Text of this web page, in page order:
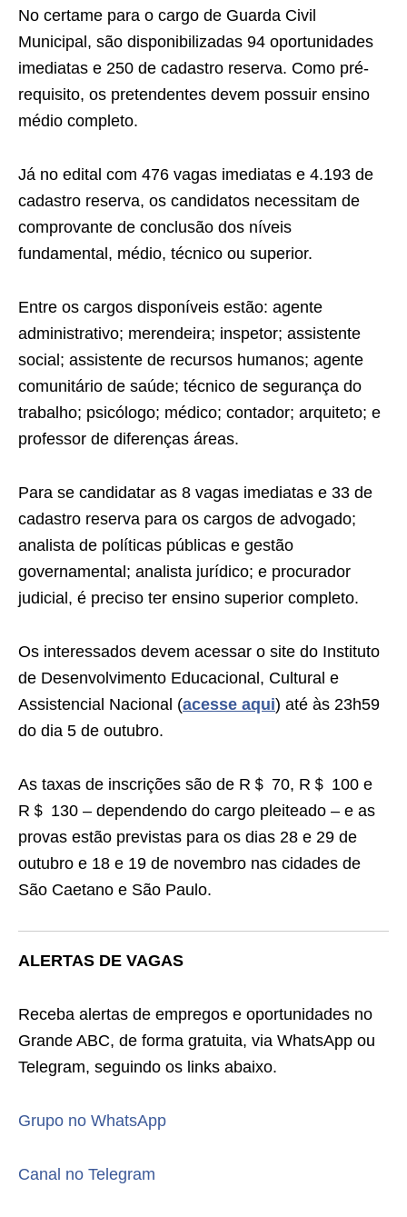
No certame para o cargo de Guarda Civil
Municipal, são disponibilizadas 94 oportunidades
imediatas e 250 de cadastro reserva. Como pré-
requisito, os pretendentes devem possuir ensino
médio completo.
Já no edital com 476 vagas imediatas e 4.193 de
cadastro reserva, os candidatos necessitam de
comprovante de conclusão dos níveis
fundamental, médio, técnico ou superior.
Entre os cargos disponíveis estão: agente
administrativo; merendeira; inspetor; assistente
social; assistente de recursos humanos; agente
comunitário de saúde; técnico de segurança do
trabalho; psicólogo; médico; contador; arquiteto; e
professor de diferenças áreas.
Para se candidatar as 8 vagas imediatas e 33 de
cadastro reserva para os cargos de advogado;
analista de políticas públicas e gestão
governamental; analista jurídico; e procurador
judicial, é preciso ter ensino superior completo.
Os interessados devem acessar o site do Instituto
de Desenvolvimento Educacional, Cultural e
Assistencial Nacional (acesse aqui) até às 23h59
do dia 5 de outubro.
As taxas de inscrições são de R＄ 70, R＄ 100 e
R＄ 130 – dependendo do cargo pleiteado – e as
provas estão previstas para os dias 28 e 29 de
outubro e 18 e 19 de novembro nas cidades de
São Caetano e São Paulo.
ALERTAS DE VAGAS
Receba alertas de empregos e oportunidades no
Grande ABC, de forma gratuita, via WhatsApp ou
Telegram, seguindo os links abaixo.
Grupo no WhatsApp
Canal no Telegram